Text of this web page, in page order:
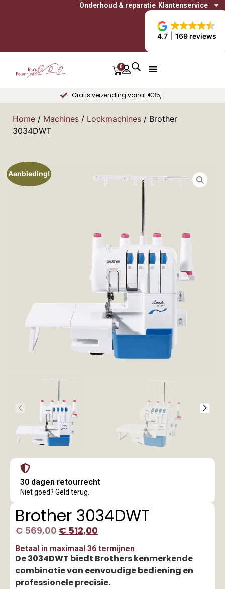
4.7 169 reviews
Onderhoud & reparatie Klantenservice
0
Gratis verzending vanaf €35,-
Home / Machines / Lockmachines / Brother
3034DWT
Aanbieding!
30 dagen retourrecht
Niet goed? Geld terug.
Brother 3034DWT
€569,00 € 512,00
Betaal in maximaal 36 termijnen
De 3034DWT biedt Brothers kenmerkende
combinatie van eenvoudige bediening en
professionele precisie.